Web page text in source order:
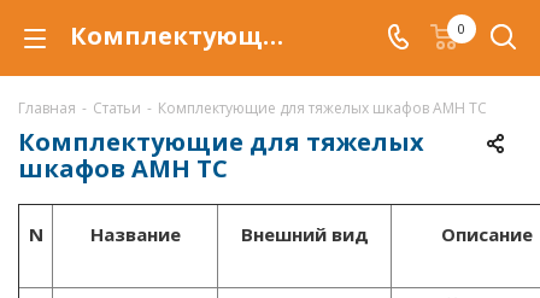
Комплектующие для тяжелых инструментальных шкафов AMH TC 0
Главная - Статьи - Комплектующие для тяжелых шкафов AMH TC
Комплектующие для тяжелых
шкафов AMH TC
N Название Внешний вид Описание